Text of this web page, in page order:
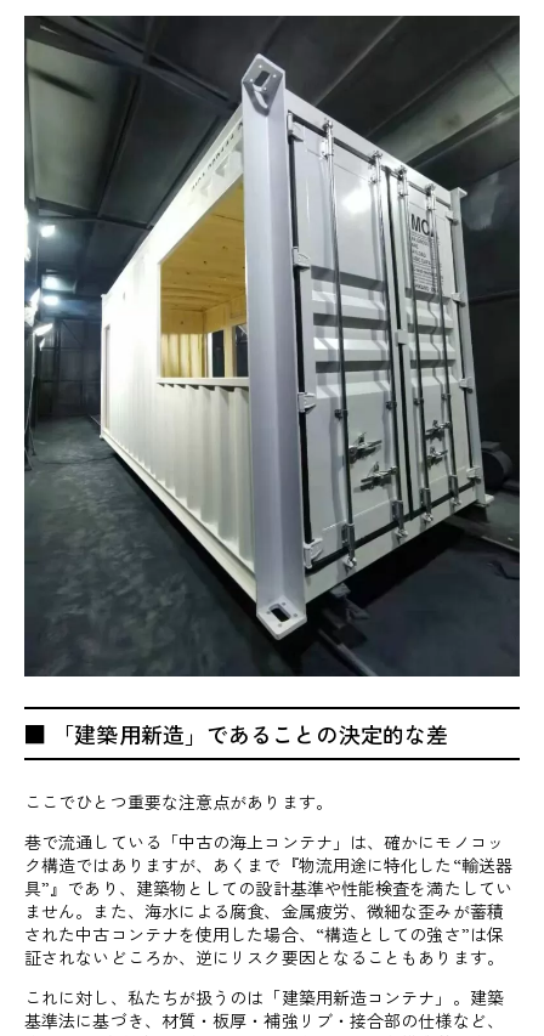
■ 「建築用新造」であることの決定的な差
ここでひとつ重要な注意点があります。
巷で流通している「中古の海上コンテナ」は、確かにモノコッ
ク構造ではありますが、あくまで『物流用途に特化した“輸送器
具”』であり、建築物としての設計基準や性能検査を満たしてい
ません。また、海水による腐食、金属疲労、微細な歪みが蓄積
された中古コンテナを使用した場合、“構造としての強さ”は保
証されないどころか、逆にリスク要因となることもあります。
これに対し、私たちが扱うのは「建築用新造コンテナ」。建築
基準法に基づき、材質・板厚・補強リブ・接合部の仕様など、